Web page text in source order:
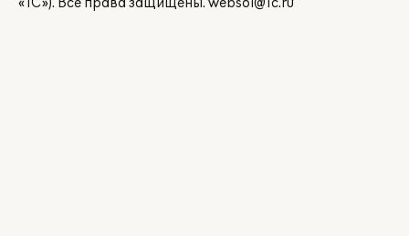
«1С»). Все права защищены. websol@1c.ru